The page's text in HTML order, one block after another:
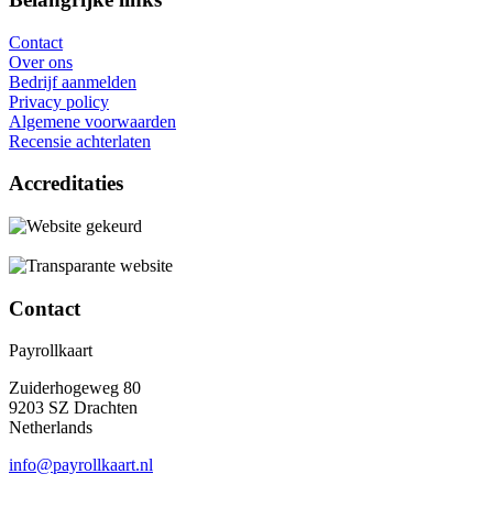
Contact
Over ons
Bedrijf aanmelden
Privacy policy
Algemene voorwaarden
Recensie achterlaten
Accreditaties
Contact
Payrollkaart
Zuiderhogeweg 80
9203 SZ Drachten
Netherlands
info@payrollkaart.nl